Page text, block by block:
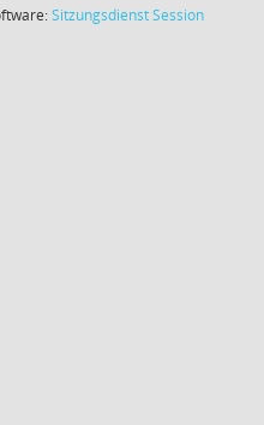
SitzungsdienstSession(Wird in